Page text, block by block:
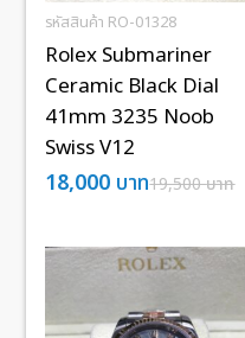
รหัสสินค้า RO-01328
Rolex Submariner
Ceramic Black Dial
41mm 3235 Noob
Swiss V12
19,500บาท
18,000 บาท